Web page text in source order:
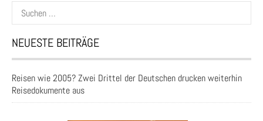
Suchen
nach:
NEUESTE BEITRÄGE
Reisen wie 2005? Zwei Drittel der Deutschen drucken weiterhin
Reisedokumente aus